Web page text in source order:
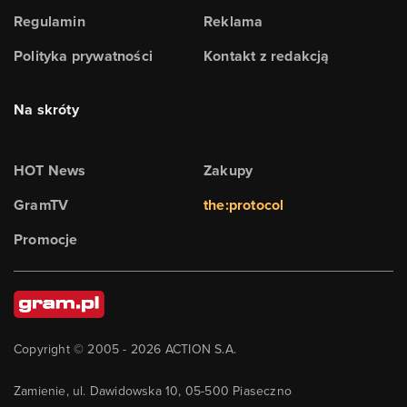
Regulamin
Polityka prywatności
Reklama
Kontakt z redakcją
Na skróty
HOT News
GramTV
Promocje
Zakupy
the:protocol
Copyright © 2005 - 2026 ACTION S.A.
Zamienie, ul. Dawidowska 10, 05-500 Piaseczno